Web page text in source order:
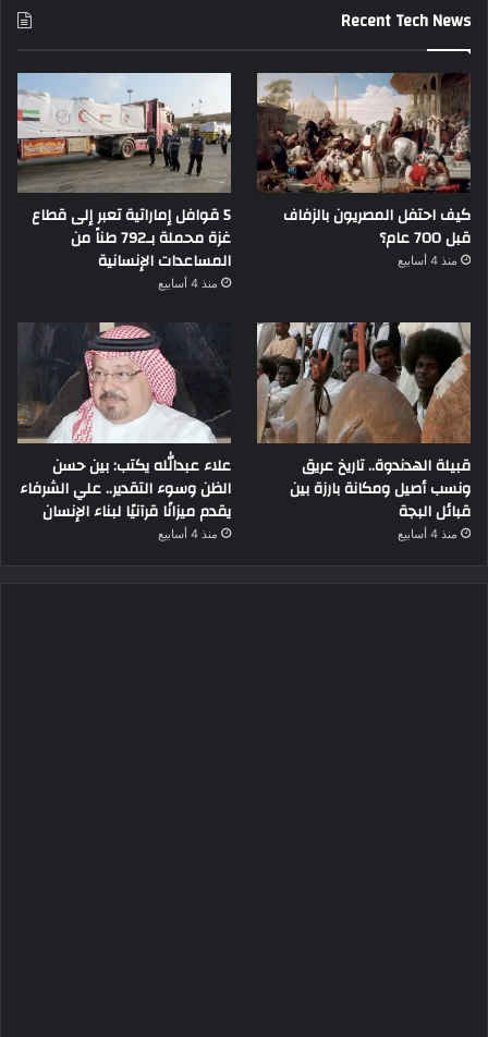
Recent Tech News
كيف احتفل المصريون بالزفاف
قبل 700 عام؟
منذ 4 أسابيع
5 قوافل إماراتية تعبر إلى قطاع
غزة محملة بـ792 طناً من
المساعدات الإنسانية
منذ 4 أسابيع
قبيلة الهدندوة.. تاريخ عريق
ونسب أصيل ومكانة بارزة بين
قبائل البجة
منذ 4 أسابيع
علاء عبدالله يكتب: بين حسن
الظن وسوء التقدير.. علي الشرفاء
يقدم ميزانًا قرآنيًا لبناء الإنسان
منذ 4 أسابيع